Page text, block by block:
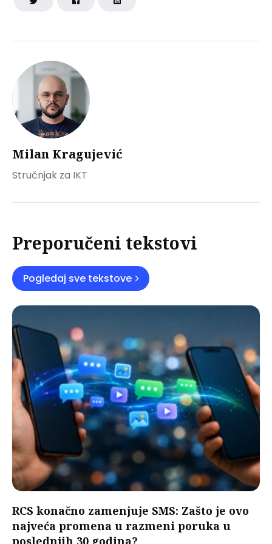
Milan Kragujević
Stručnjak za IKT
Preporučeni tekstovi
Pogledaj sve tekstove
RCS konačno zamenjuje SMS: Zašto je ovo
najveća promena u razmeni poruka u
poslednjih 30 godina?